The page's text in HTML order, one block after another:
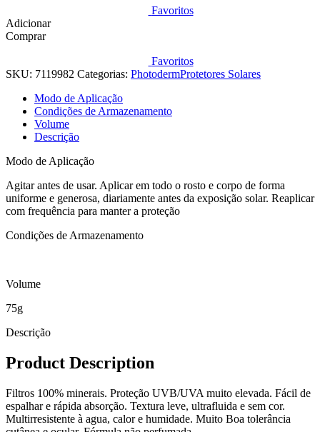
SPF50+
FLUID
Favoritos
Adicionar
Comprar
Favoritos
SKU: 7119982 Categorias: PhotodermProtetores Solares
Modo de Aplicação
Condições de Armazenamento
Volume
Descrição
Modo de Aplicação
Agitar antes de usar. Aplicar em todo o rosto e corpo de forma
uniforme e generosa, diariamente antes da exposição solar. Reaplicar
com frequência para manter a proteção
Condições de Armazenamento
Volume
75g
Descrição
Product Description
Filtros 100% minerais. Proteção UVB/UVA muito elevada. Fácil de
espalhar e rápida absorção. Textura leve, ultrafluida e sem cor.
Multirresistente à agua, calor e humidade. Muito Boa tolerância